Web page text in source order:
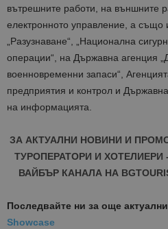
вътрешните работи, на външните
електронното управление, а също
„Разузнаване“, „Национална
операции“, на Държавна агенция
военновременни запаси“,
предприятия и контрол и
на информацията.
ЗА АКТУАЛНИ НОВИНИ И
ТУРОПЕРАТОРИ И
ВАЙБЪР КАНАЛА НА
Последвайте ни за още
Showcase